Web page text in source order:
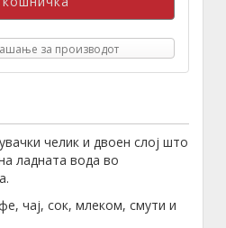
за производот
челик и двоен слој што
ладната вода во
чај, сок, млеком, смути и